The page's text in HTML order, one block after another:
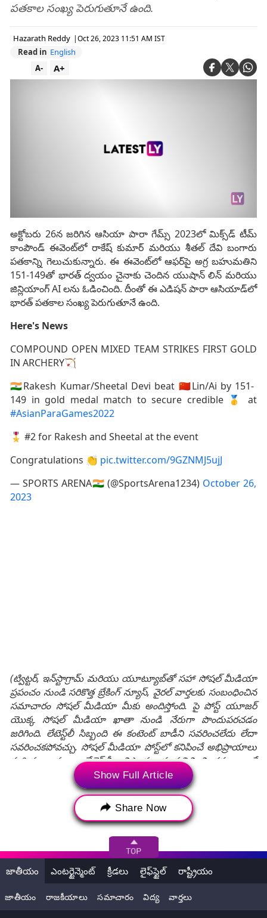
పతకాల సంఖ్య పెరుగుతూనే ఉంది.
Hazarath Reddy |Oct 26, 2023 11:51 AM IST
Read in English
A+
A-
అక్టోబరు 26న జరిగిన ఆసియా పారా గేమ్స్ 2023లో మిక్స్‌డ్ టీమ్
కాంపౌండ్ ఈవెంట్‌లో రాకేష్ కుమార్ మరియు శీతల్ దేవి బంగారు
పతకాన్ని గెలుచుకున్నారు. ఈ ఈవెంట్‌లో ఆఫర్‌పై అగ్ర బహుమతిని
151-149తో భారత్ ద్వయం చైనాకు చెందిన యుషాన్ లిన్ మరియు
జిన్లియాంగ్ AI లను ఓడించింది. దీంతో ఈ ఎడిషన్‌ పారా ఆసియాడ్‌లో
భారత్‌ పతకాల సంఖ్య పెరుగుతూనే ఉంది.
Here's News
COMPOUND OPEN MIXED TEAM STRIKES FIRST GOLD
IN ARCHERY🏹
🇮🇳Rakesh Kumar/Sheetal Devi beat 🇨🇳Lin/Ai by 151-
149 in gold medal match to secure credible 🥇 at
#AsianParaGames2022
🎖️ #2 for Rakesh and Sheetal at the event
Congratulations 👏 pic.twitter.com/9GZNMJ5ujJ
— SPORTS ARENA🇮🇳 (@SportsArena1234) October 26,
2023
(ట్విట్టర్, ఇన్‌స్టాగ్రామ్ మరియు యూట్యూబ్‌తో సహా సోషల్ మీడియా
ప్రపంచం నుండి సరికొత్త బ్రేకింగ్ న్యూస్, వైరల్ వార్తలకు సంబంధించిన
సమాచారం సోషల్ మీడియా మీకు అందిస్తోంది. పై పోస్ట్ యూజర్
యొక్క సోషల్ మీడియా ఖాతా నుండి నేరుగా పొందుపరచడం
జరిగింది. లేటెస్ట్‌లీ సిబ్బంది ఈ కంటెంట్ బాడీని సవరించలేదు లేదా
సవరించకపోవచ్చు. సోషల్ మీడియా పోస్ట్‌లో కనిపించే అభిప్రాయాలు
మరియు వాస్తవాలు లేటెస్ట్‌లీ అభిప్రాయాలను ప్రతిబింబించవు, అలాగే
లేటెస్ట్‌లీ దీనికి ఎటువంటి బాధ్యత వహించదు.)
2023 ఆసియా పారా గేమ్స్‌
Asian Games 2023 Asian Para Games
Asian Para Games 2023 Hangzhou
India at Asian Para Games 2023
Show Full Article
Share Now
జాతీయం ఎంటర్టైన్మెంట్ క్రీడలు లైఫ్‌స్టైల్ రాష్ట్రీయం
జాతీయం రాజకీయాలు సమాచారం విద్య వార్తలు